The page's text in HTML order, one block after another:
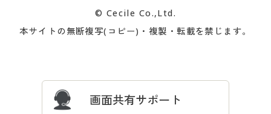
プレゼント＆キャンペーン サイトマップ
ついて
忘れの場合
© Cecile Co.,Ltd.
本サイトの無断複写(コピー)・複製・転載を禁じます。
画面共有サポート